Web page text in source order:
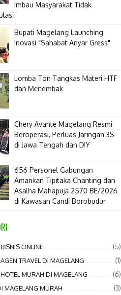
Imbau Masyarakat Tidak
Bupati Magelang Launching
Inovasi "Sahabat Anyar Gress"
Lomba Ton Tangkas Materi HTF
dan Menembak
​Chery Avante Magelang Resmi
Beroperasi, Perluas Jaringan 3S
di Jawa Tengah dan DIY
656 Personel Gabungan
Amankan Tipitaka Chanting dan
Asalha Mahapuja 2570 BE/2026
di Kawasan Candi Borobudur
BISNIS ONLINE (5)
TRAVEL DI MAGELANG (1)
MURAH DI MAGELANG (6)
MAGELANG MURAH (3)